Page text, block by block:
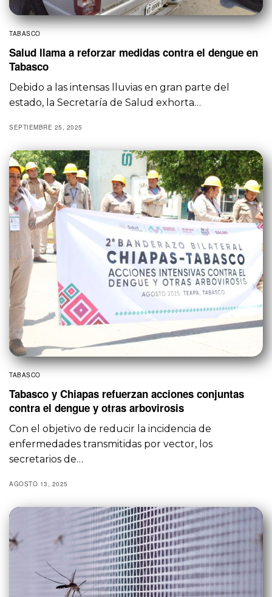
TABASCO
Salud llama a reforzar medidas contra el dengue en
Tabasco
Debido a las intensas lluvias en gran parte del
estado, la Secretaría de Salud exhorta…
SEPTIEMBRE 25, 2025
TABASCO
Tabasco y Chiapas refuerzan acciones conjuntas
contra el dengue y otras arbovirosis
Con el objetivo de reducir la incidencia de
enfermedades transmitidas por vector, los
secretarios de…
AGOSTO 13, 2025